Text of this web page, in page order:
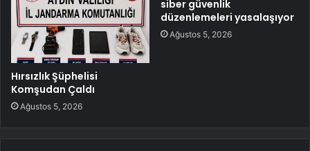
Hırsızlık Şüphelisi
Komşudan Çaldı
Ağustos 5, 2026
siber güvenlik
düzenlemeleri yasalaşıyor
Ağustos 5, 2026